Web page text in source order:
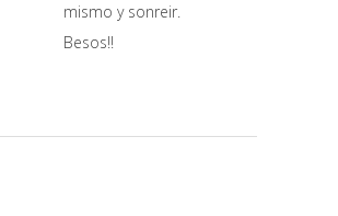
mismo y sonreir.
Besos!!